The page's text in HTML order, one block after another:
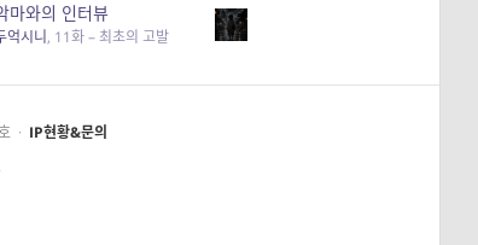
마와의 인터뷰
억시니, 11화 – 최초의 고발
· IP현황&문의